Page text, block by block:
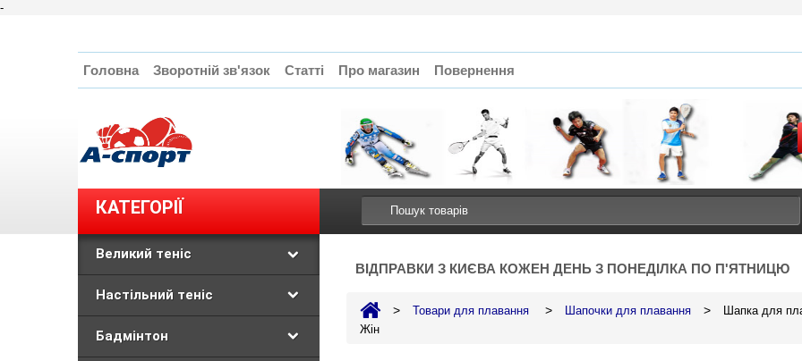
-
Головна Зворотній зв'язок Статті Про магазин Повернення
КАТЕГОРІЇ
Великий теніс
Настільний теніс
Бадмінтон
ВІДПРАВКИ З КИЄВА КОЖЕН ДЕНЬ З ПОНЕДІЛКА ПО П'ЯТНИЦЮ
> Товари для плавання > Шапочки для плавання >
Шапка для
Жін